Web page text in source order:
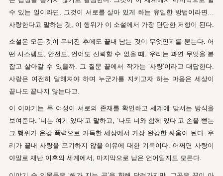
수 있는 일이라면, 그것이 서로를 살아 있게 하는 유일한 방법이라면…
사랑한다고 말하는 것, 이 행위가 이 소설에서 가장 단단한 저항이 된다.
소설은 모든 것이 무너진 후에도 끝내 남는 것이 무엇인지를 묻는다. 어
떤 시스템도, 안전도, 언어도 신뢰할 수 없을 때, 우리는 과연 무엇을 붙
잡고 살아갈 수 있을까. 그 질문 끝에서 작가는 ‘사랑’이라고 대답한다.
사랑은 여전히 말해져야 하며 누군가를 지키고자 하는 마음은 세상이
끝나도 끝나지 않는다고.
이 이야기는 두 여성이 서로의 존재를 확인하고 세계에 맞서는 방식을
보여준다. ‘너는 여기 있다’고 말하고, ‘나도 너와 함께 있다’고 손을 뻗는
그 행위가 온갖 폭력으로 가득한 세상에서 가장 완강한 싸움이 된다. 우
리가 끝내 사랑을 포기하지 않을 이유에 대한 기록이다. 어쩌면 사랑이
야말로 재난 이후의 세계에서, 마지막으로 남은 언어일지도 모른다.